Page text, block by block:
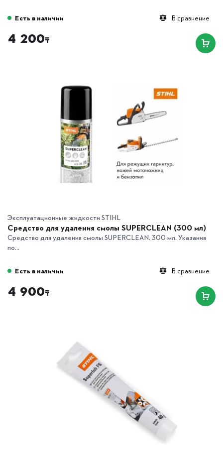
В сравнение
Есть в наличии
4 200₸
Эксплуатационные жидкости STIHL
Средство для удаления смолы SUPERCLEAN (300 мл)
Средство для удаления смолы SUPERCLEAN. 300 мл. Указания
по...
В сравнение
Есть в наличии
4 900₸